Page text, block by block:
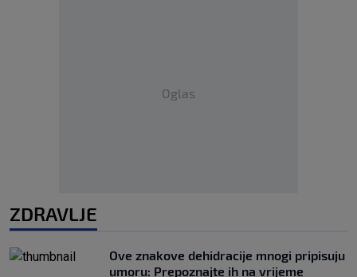
Oglas
ZDRAVLJE
Ove znakove dehidracije mnogi pripisuju
umoru: Prepoznajte ih na vrijeme